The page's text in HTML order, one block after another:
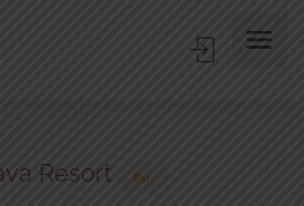
Resort